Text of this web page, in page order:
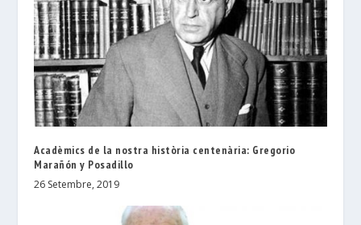
Acadèmics de la nostra història centenària: Gregorio
Marañón y Posadillo
26 Setembre, 2019